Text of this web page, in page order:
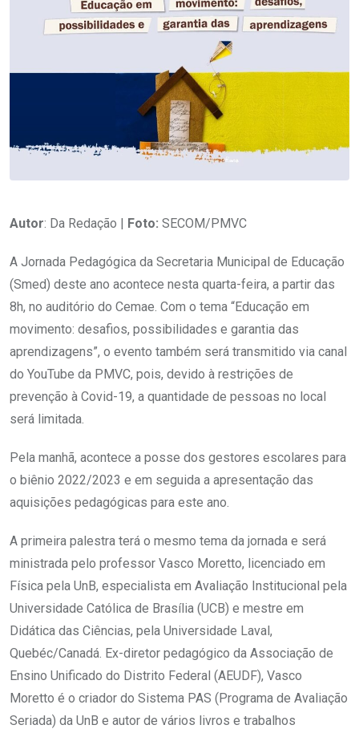
Autor: Da Redação | Foto: SECOM/PMVC
A Jornada Pedagógica da Secretaria Municipal de Educação
(Smed) deste ano acontece nesta quarta-feira, a partir das
8h, no auditório do Cemae. Com o tema “Educação em
movimento: desafios, possibilidades e garantia das
aprendizagens”, o evento também será transmitido via canal
do YouTube da PMVC, pois, devido à restrições de
prevenção à Covid-19, a quantidade de pessoas no local
será limitada.
Pela manhã, acontece a posse dos gestores escolares para
o biênio 2022/2023 e em seguida a apresentação das
aquisições pedagógicas para este ano.
A primeira palestra terá o mesmo tema da jornada e será
ministrada pelo professor Vasco Moretto, licenciado em
Física pela UnB, especialista em Avaliação Institucional pela
Universidade Católica de Brasília (UCB) e mestre em
Didática das Ciências, pela Universidade Laval,
Quebéc/Canadá. Ex-diretor pedagógico da Associação de
Ensino Unificado do Distrito Federal (AEUDF), Vasco
Moretto é o criador do Sistema PAS (Programa de Avaliação
Seriada) da UnB e autor de vários livros e trabalhos